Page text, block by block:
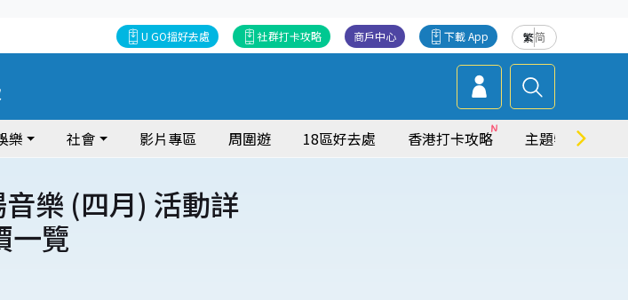
繁简
下載 App
商戶中心
社群打卡攻略
U GO搵好去處
樂 社會 影片專區 周圍遊 18區好去處 香港打卡攻略 主題特集
樂 (四月) 活動詳
一覽